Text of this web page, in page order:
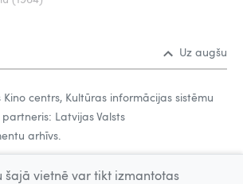
Uz augšu
centrs, Kultūras informācijas sistēmu
Latvijas Valsts
arhīvs.
šajā vietnē var tikt izmantotas